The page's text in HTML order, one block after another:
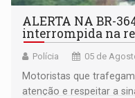
ALERTA NA BR-
interrompida na
Polícia 05 de
​Motoristas que
atenção e respeitar a